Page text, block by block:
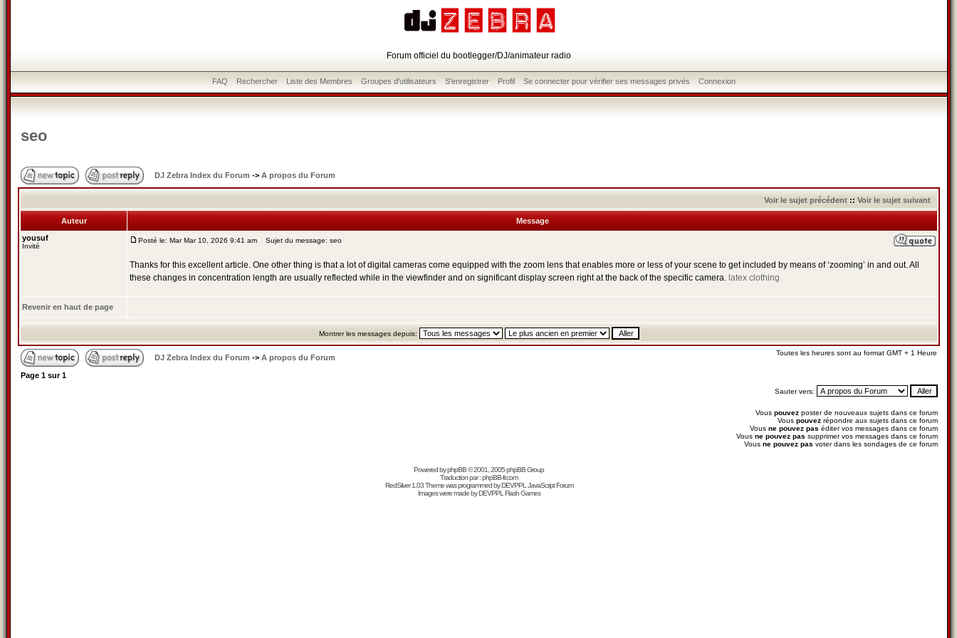
Forum officiel du bootlegger/DJ/animateur radio
FAQ Rechercher Liste des Membres Groupes d'utilisateurs S'enregistrer Profil Se connecter pour vérifier ses messages privés Connexion
seo
DJ Zebra Index du Forum -> A propos du Forum
Voir le sujet précédent :: Voir le sujet suivant
Auteur
Message
yousuf
Invité
Posté le: Mar Mar 10, 2026 9:41 am Sujet du message: seo
Thanks for this excellent article. One other thing is that a lot of digital cameras come equipped with the zoom lens that enables more or less of your scene to get included by means of ‘zooming’ in and out. All
these changes in concentration length are usually reflected while in the viewfinder and on significant display screen right at the back of the specific camera. latex clothing
Revenir en haut de page
Montrer les messages depuis:
DJ Zebra Index du Forum -> A propos du Forum
Toutes les heures sont au format GMT + 1 Heure
Page 1 sur1
Sauter vers:
Vous pouvez poster de nouveaux sujets dans ce forum
Vous pouvez répondre aux sujets dans ce forum
Vous ne pouvez pas éditer vos messages dans ce forum
Vous ne pouvez pas supprimer vos messages dans ce forum
Vous ne pouvez pas voter dans les sondages de ce forum
Powered byphpBB© 2001, 2005 phpBB Group
Traduction par :phpBB-fr.com
RedSilver 1.03 Theme was programmed byDEVPPL JavaScript Forum
Images were made byDEVPPL Flash Games